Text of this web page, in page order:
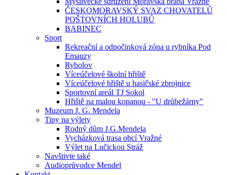
ČESKOMORAVSKÝ SVAZ CHOVATELŮ
POŠTOVNÍCH HOLUBŮ
BABINEC
Sport
Rekreační a odpočinková zóna u rybníka Pod
Emauzy
Rybolov
Víceúčelové školní hřiště
Víceúčelové hřiště u hasičské zbrojnice
Sportovní areál TJ Sokol
Hřiště na malou kopanou - "U drůbežárny"
Muzeum J. G. Mendela
Tipy na výlety
Rodný dům J.G.Mendela
Vycházková trasa obcí Vražné
Výlet na Lučickou Stráž
Navštivte také
Audioprůvodce Mendel